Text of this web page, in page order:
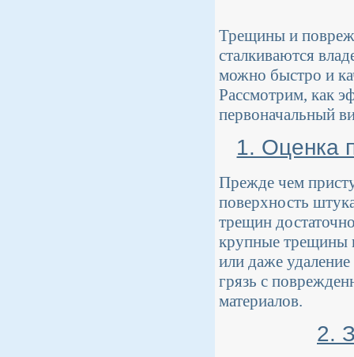
Трещины и
сталкиваются
можно быстро и
Рассмотрим, как
первоначальный
1. Оценка
Прежде чем
поверхность
трещин
крупные трещины
или даже
грязь с
материалов.
2.